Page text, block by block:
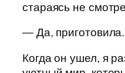
стараясь не
— Да, приготовила.
Когда он ушел, я